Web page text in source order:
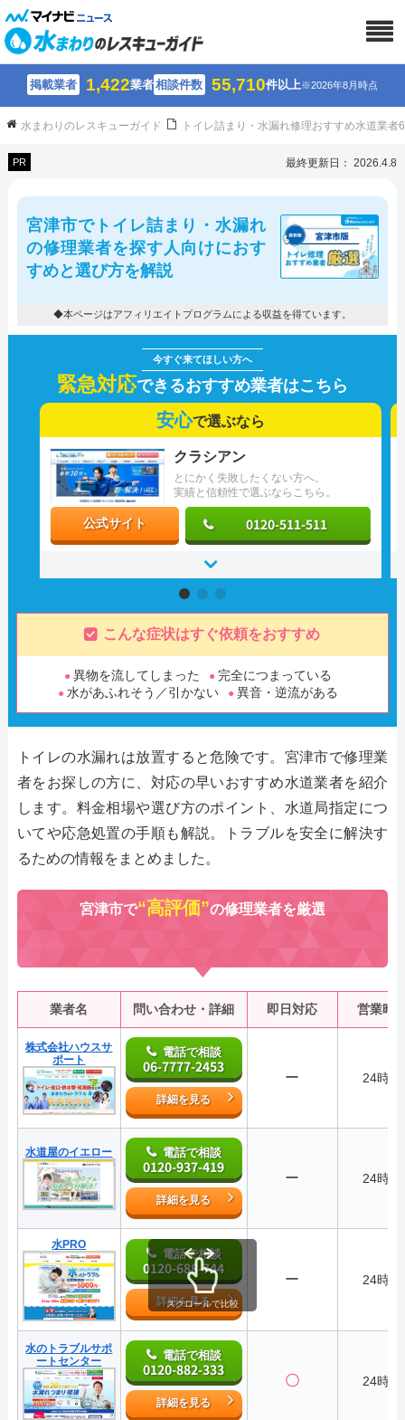
掲載業者 1,422業者相談件数 55,710件以上※2026年8月時点
水まわりのレスキューガイド トイレ詰まり・水漏れ修理おすすめ水道業
PR 最終更新日： 2026.4.8
宮津市でトイレ詰まり・水漏れ
の修理業者を探す人向けにおす
すめと選び方を解説
◆本ページはアフィリエイトプログラムによる収益を得ています。
緊急対応できるおすすめ業者はこちら
安心で選ぶなら
とにかく失敗したくない方へ。
実績と信頼性で選ぶならこちら。
クラシアン
公式サイト 0120-511-511
こんな症状はすぐ依頼をおすすめ
異物を流してしまった
完全につまっている
水があふれそう／引かない
異音・逆流がある
トイレの水漏れは放置すると危険です。宮津市で修理業
者をお探しの方に、対応の早いおすすめ水道業者を紹介
します。料金相場や選び方のポイント、水道局指定につ
いてや応急処置の手順も解説。トラブルを安全に解決す
るための情報をまとめました。
宮津市で“高評価”の修理業者を厳選
業者名 問い合わせ・詳細 即日対応 営業時
株式会社ハウスサ
ポート
電話で相談
06-7777-2453
詳細を見る
ー 24時間
水道屋のイエロー 電話で相談
0120-937-419
詳細を見る
ー 24時間
水PRO
電話で相談
0120-688-744
詳細を見る
ー 24時間
水のトラブルサポ
ートセンター
電話で相談
0120-882-333
詳細を見る
〇 24時間
スクロールで比較